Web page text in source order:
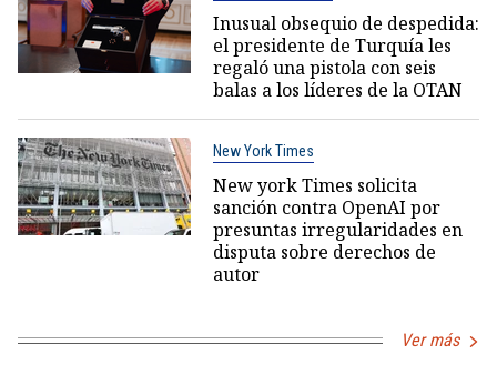
Inusual obsequio de despedida:
el presidente de Turquía les
regaló una pistola con seis
balas a los líderes de la OTAN
New York Times
New york Times solicita
sanción contra OpenAI por
presuntas irregularidades en
disputa sobre derechos de
autor
Ver más